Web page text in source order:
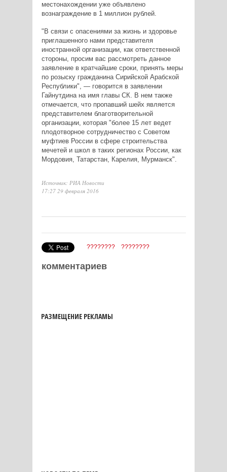
местонахождении уже объявлено
вознаграждение в 1 миллион рублей.
"В связи с опасениями за жизнь и здоровье
приглашенного нами представителя
иностранной организации, как ответственной
стороны, просим вас рассмотреть данное
заявление в кратчайшие сроки, принять меры
по розыску гражданина Сирийской Арабской
Республики", — говорится в заявлении
Гайнутдина на имя главы СК. В нем также
отмечается, что пропавший шейх является
представителем благотворительной
организации, которая "более 15 лет ведет
плодотворное сотрудничество с Советом
муфтиев России в сфере строительства
мечетей и школ в таких регионах России, как
Мордовия, Татарстан, Карелия, Мурманск".
Источник: РИА Новости
17:27 29 февраля 2016
???????? ????????
комментариев
РАЗМЕЩЕНИЕ РЕКЛАМЫ